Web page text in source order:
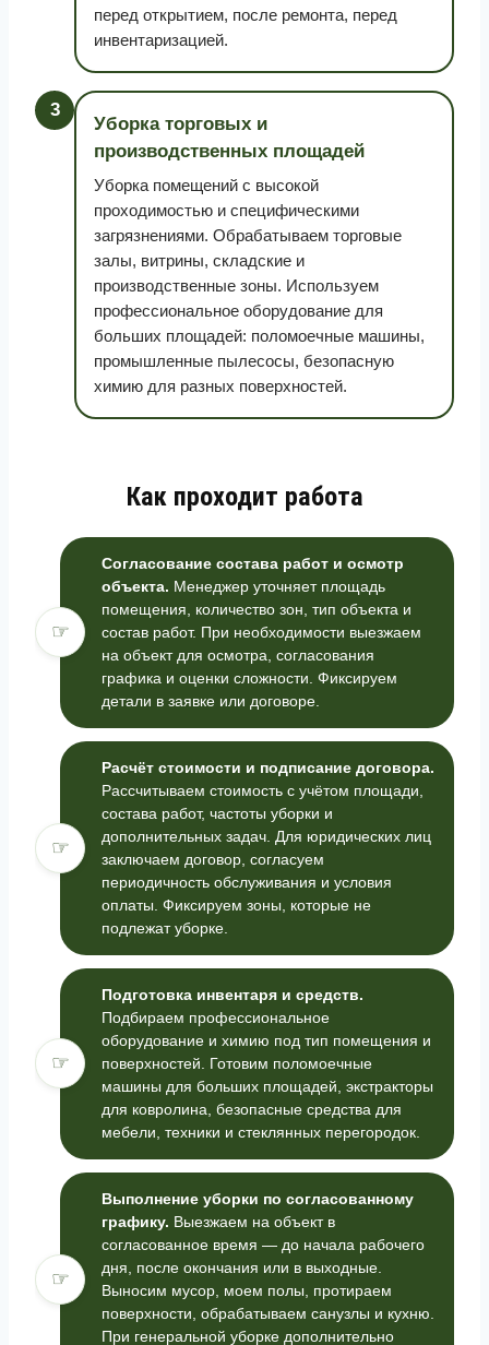
перед открытием, после ремонта, перед
инвентаризацией.
3
Уборка торговых и
производственных площадей
Уборка помещений с высокой
проходимостью и специфическими
загрязнениями. Обрабатываем торговые
залы, витрины, складские и
производственные зоны. Используем
профессиональное оборудование для
больших площадей: поломоечные машины,
промышленные пылесосы, безопасную
химию для разных поверхностей.
Как проходит работа
☞
Согласование состава работ и осмотр
объекта. Менеджер уточняет площадь
помещения, количество зон, тип объекта и
состав работ. При необходимости выезжаем
на объект для осмотра, согласования
графика и оценки сложности. Фиксируем
детали в заявке или договоре.
☞
Расчёт стоимости и подписание договора.
Рассчитываем стоимость с учётом площади,
состава работ, частоты уборки и
дополнительных задач. Для юридических лиц
заключаем договор, согласуем
периодичность обслуживания и условия
оплаты. Фиксируем зоны, которые не
подлежат уборке.
☞
Подготовка инвентаря и средств.
Подбираем профессиональное
оборудование и химию под тип помещения и
поверхностей. Готовим поломоечные
машины для больших площадей, экстракторы
для ковролина, безопасные средства для
мебели, техники и стеклянных перегородок.
☞
Выполнение уборки по согласованному
графику. Выезжаем на объект в
согласованное время — до начала рабочего
дня, после окончания или в выходные.
Выносим мусор, моем полы, протираем
поверхности, обрабатываем санузлы и кухню.
При генеральной уборке дополнительно